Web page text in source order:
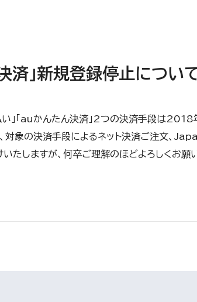
済」新規登録停止につい
払い」「auかんたん決済」2つの決済手段は
対象の決済手段によるネット決済ご注文、
しますが、何卒ご理解のほどよろしくお願い